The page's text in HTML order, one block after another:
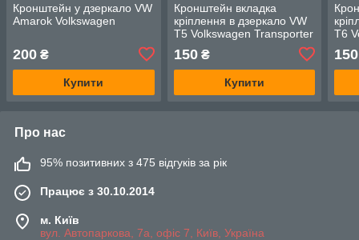
Кронштейн у дзеркало VW
Amarok Volkswagen
200 ₴
Купити
Кронштейн вкладка
кріплення в дзеркало VW
T5 Volkswagen Transporter
150₴
Купити
T6
150
Про нас
95% позитивних з 475 відгуків за рік
Працює з 30.10.2014
м. Київ
вул. Автопаркова, 7а, офіс 7, Київ, Україна